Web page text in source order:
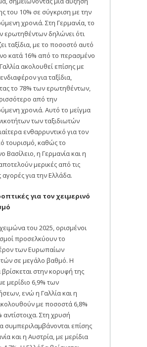
του 10% σε σύγκριση με την
χρονιά. Στη Γερμανία, το
ερωτηθέντων δηλώνει ότι
ταξίδια, με το ποσοστό αυτό
κατά 16% από το περασμένο
ακολουθεί επίσης με
για ταξίδια,
το 78% των ερωτηθέντων,
από την
χρονιά. Αυτό το μείγμα
των ταξιδιωτών
ενθαρρυντικό για τον
τουρισμό, καθώς το
Βασίλειο, η Γερμανία και η
μερικές από τις
αγορές για την Ελλάδα.
για τον χειμερινό
του 2025, ορισμένοι
προσελκύουν το
των Ευρωπαίων
σε μεγάλο βαθμό. Η
βρίσκεται στην κορυφή της
μερίδιο 6,9% των
ενώ η Γαλλία και η
με ποσοστά 6,8%
αντίστοιχα. Στη χρυσή
συμπεριλαμβάνονται επίσης
και η Αυστρία, με μερίδια